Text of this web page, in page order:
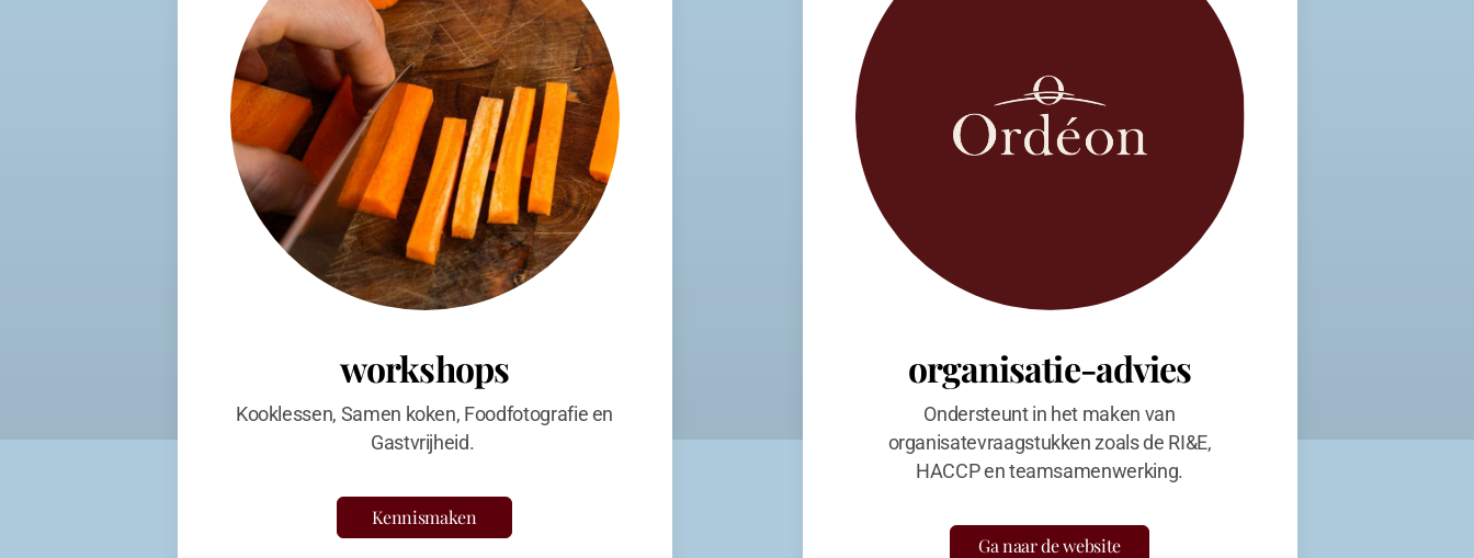
workshops
Kooklessen, Samen koken, Foodfotografie en
Gastvrijheid.
Kennismaken
organisatie-advies
Ondersteunt in het maken van
organisatevraagstukken zoals de RI&E,
HACCP en teamsamenwerking.
Ga naar de website